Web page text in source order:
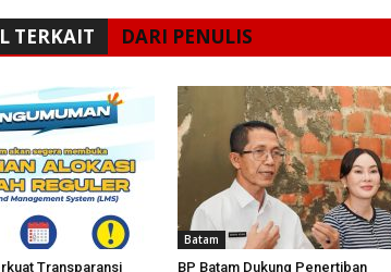
TERKAIT DARI PENULIS
Transparansi
Batam
BP Batam Dukung Penertiban